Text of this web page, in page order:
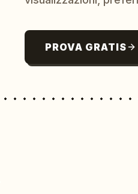
PROVA GRATIS